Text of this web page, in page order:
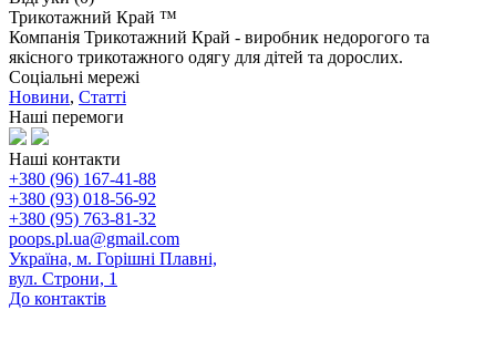
Трикотажний Край ™
Компанія Трикотажний Край - виробник недорогого та
якісного трикотажного одягу для дітей та дорослих.
Соціальні мережі
Новини, Статті
Наші перемоги
Наші контакти
+380 (96) 167-41-88
+380 (93) 018-56-92
+380 (95) 763-81-32
poops.pl.ua@gmail.com
Україна, м. Горішні Плавні,
вул. Строни, 1
До контактів